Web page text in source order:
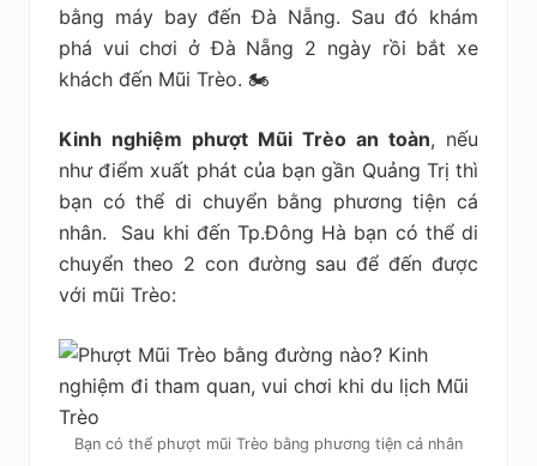
bằng máy bay đến Đà Nẵng. Sau đó khám
phá vui chơi ở Đà Nẵng 2 ngày rồi bắt xe
khách đến Mũi Trèo. 🏍
Kinh nghiệm phượt Mũi Trèo an toàn, nếu
như điểm xuất phát của bạn gần Quảng Trị thì
bạn có thể di chuyển bằng phương tiện cá
nhân. Sau khi đến Tp.Đông Hà bạn có thể di
chuyển theo 2 con đường sau để đến được
với mũi Trèo:
Bạn có thể phượt mũi Trèo bằng phương tiện cá nhân